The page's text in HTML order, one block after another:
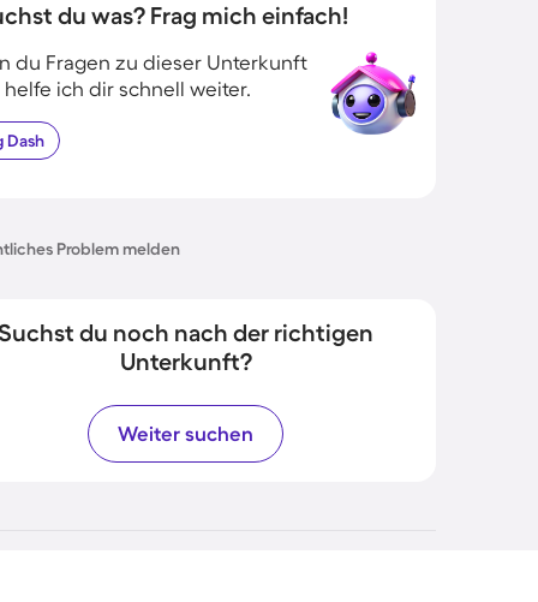
du was? Frag mich einfach!
du Fragen zu dieser Unterkunft
helfe ich dir schnell weiter.
Dash
Problem melden
du noch nach der richtigen
Unterkunft?
Weiter suchen